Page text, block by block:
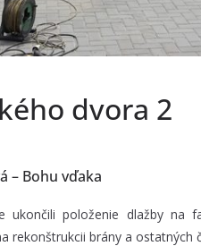
dvora 2
– Bohu vďaka
ukončili položenie dlažby na
rekonštrukcii brány a